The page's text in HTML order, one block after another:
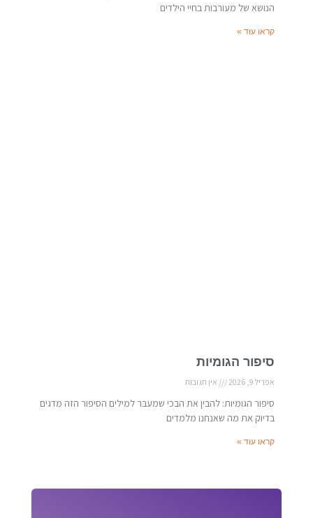
הנושא של מעורבות בחיי הילדים
קראו עוד »
סיפור הגומיות
אפריל 9, 2026 אין תגובות
סיפור הגומיות: להבין את הבכי שמעבר למילים הסיפור הזה מדגים
בדיוק את מה שאנחנו מלמדים
קראו עוד »